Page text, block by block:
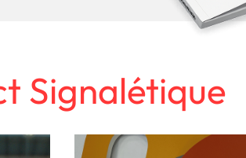
Signalétique